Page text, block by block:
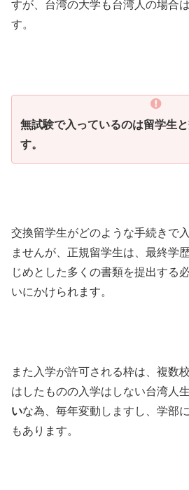
すが、台湾の大学も台湾人の場合
す。
無試験で入っているのは留学生
す。
交換留学生がどのような手続きで
ませんが、正規留学生は、最終学
じめとした多くの書類を提出する
いにかけられます。
また入学が許可される枠は、複数
はしたものの入学はしない台湾人
いな為、毎年変動しますし、学部
もあります。